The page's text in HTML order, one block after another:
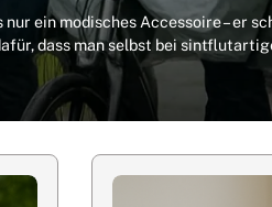
ein modisches Accessoire – er
dass man selbst bei